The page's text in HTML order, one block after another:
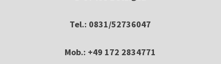
Tel.: 0831/52736047
Mob.: +49 172 2834771